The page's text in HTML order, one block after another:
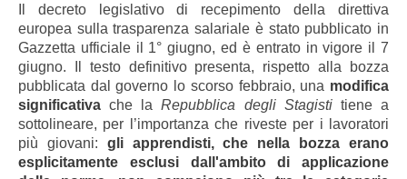
Il decreto legislativo di recepimento della direttiva
europea sulla trasparenza salariale è stato pubblicato in
Gazzetta ufficiale il 1° giugno, ed è entrato in vigore il 7
giugno. Il testo definitivo presenta, rispetto alla bozza
pubblicata dal governo lo scorso febbraio, una modifica
significativa che laRepubblica degli Stagistitiene a
sottolineare, per l’importanza che riveste per i lavoratori
più giovani: gli apprendisti, che nella bozza erano
esplicitamente esclusi dall'ambito di applicazione